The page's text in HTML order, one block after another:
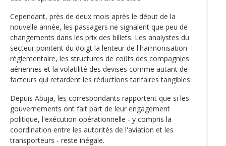
Cependant, près de deux mois après le début de la
nouvelle année, les passagers ne signalent que peu de
changements dans les prix des billets. Les analystes du
secteur pointent du doigt la lenteur de l'harmonisation
réglementaire, les structures de coûts des compagnies
aériennes et la volatilité des devises comme autant de
facteurs qui retardent les réductions tarifaires tangibles.
Depuis Abuja, les correspondants rapportent que si les
gouvernements ont fait part de leur engagement
politique, l'exécution opérationnelle - y compris la
coordination entre les autorités de l'aviation et les
transporteurs - reste inégale.